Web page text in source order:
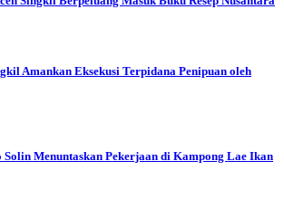
Amankan Eksekusi Terpidana Penipuan oleh
Solin Menuntaskan Pekerjaan di Kampong Lae Ikan